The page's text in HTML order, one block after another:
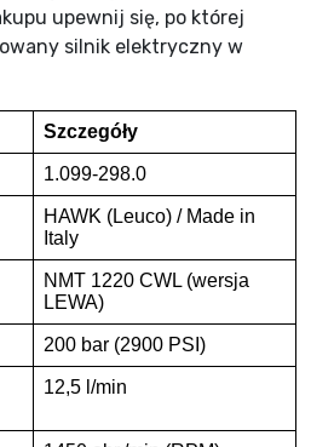
upewnij się, po której
silnik elektryczny w
Szczegóły
1.099-298.0
HAWK (Leuco) / Made in
Italy
NMT 1220 CWL (wersja
LEWA)
200 bar (2900 PSI)
12,5 l/min